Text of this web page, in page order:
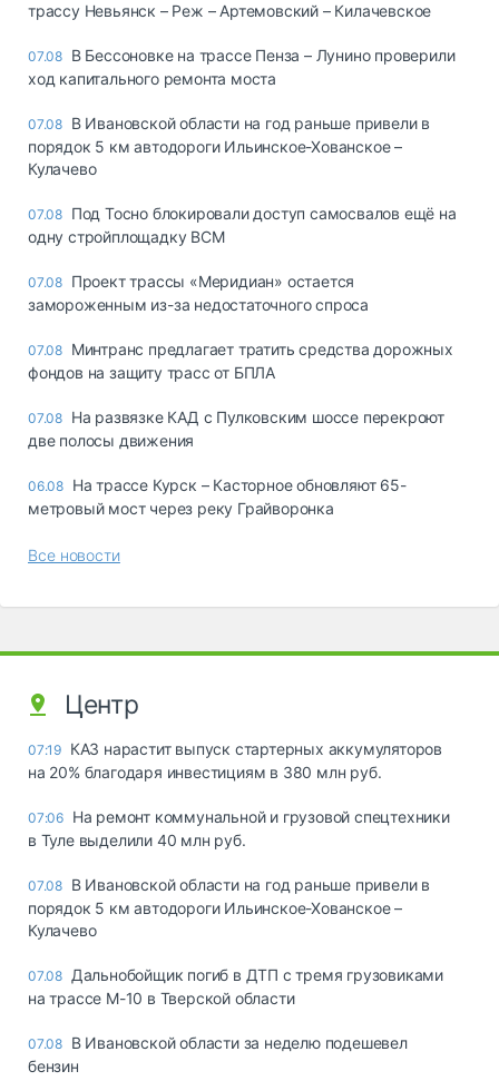
трассу Невьянск – Реж – Артемовский – Килачевское
07.08 В Бессоновке на трассе Пенза – Лунино проверили
ход капитального ремонта моста
07.08 В Ивановской области на год раньше привели в
порядок 5 км автодороги Ильинское-Хованское –
Кулачево
07.08 Под Тосно блокировали доступ самосвалов ещё на
одну стройплощадку ВСМ
07.08 Проект трассы «Меридиан» остается
замороженным из-за недостаточного спроса
07.08 Минтранс предлагает тратить средства дорожных
фондов на защиту трасс от БПЛА
07.08 На развязке КАД с Пулковским шоссе перекроют
две полосы движения
06.08 На трассе Курск – Касторное обновляют 65-
метровый мост через реку Грайворонка
Все новости
Центр
07:19 КАЗ нарастит выпуск стартерных аккумуляторов
на 20% благодаря инвестициям в 380 млн руб.
07:06 На ремонт коммунальной и грузовой спецтехники
в Туле выделили 40 млн руб.
07.08 В Ивановской области на год раньше привели в
порядок 5 км автодороги Ильинское-Хованское –
Кулачево
07.08 Дальнобойщик погиб в ДТП с тремя грузовиками
на трассе М-10 в Тверской области
07.08 В Ивановской области за неделю подешевел
бензин